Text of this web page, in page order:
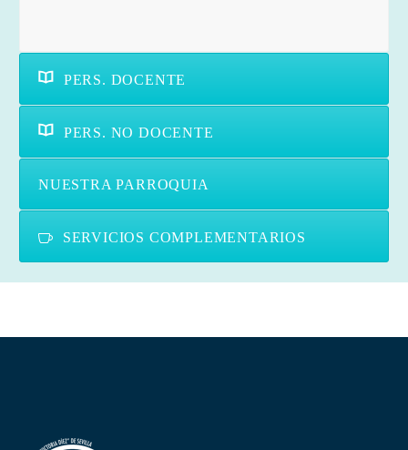
PERS. DOCENTE
PERS. NO DOCENTE
NUESTRA PARROQUIA
SERVICIOS COMPLEMENTARIOS